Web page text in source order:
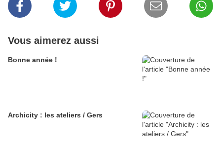
Vous aimerez aussi
Bonne année !
Archicity : les ateliers / Gers